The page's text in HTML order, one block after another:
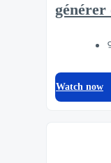
générer
Watch now